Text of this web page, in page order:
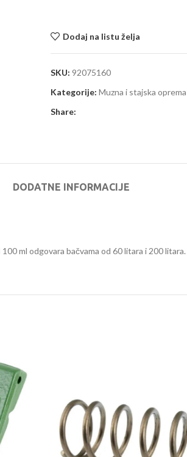
Dodaj na listu želja
SKU: 92075160
Kategorije: Muzna i stajska oprema
Share:
DODATNE INFORMACIJE
ml odgovara bačvama od 60 litara i 200 litara.